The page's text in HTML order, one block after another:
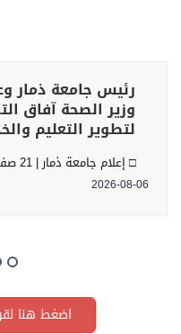
رئيس جامعة ذمار
وزير الصحة آفاق
لتطوير التعليم
على هامش المشاركة في
اليمنية لأطباء الأذن
الدكتور عبد الله
2026-08-06
اضغط هنا